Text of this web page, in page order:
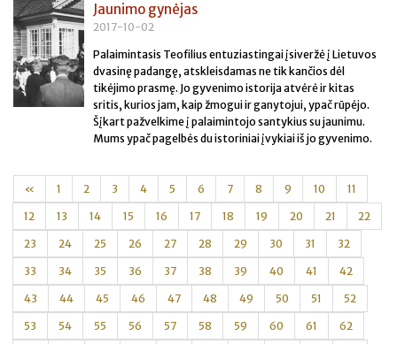
Jaunimo gynėjas
2017-10-02
Palaimintasis Teofilius entuziastingai įsiveržė į Lietuvos
dvasinę padangę, atskleisdamas ne tik kančios dėl
tikėjimo prasmę. Jo gyvenimo istorija atvėrė ir kitas
sritis, kurios jam, kaip žmogui ir ganytojui, ypač rūpėjo.
Šįkart pažvelkime į palaimintojo santykius su jaunimu.
Mums ypač pagelbės du istoriniai įvykiai iš jo gyvenimo.
« 1 2 3 4 5 6 7 8 9 10 11
12 13 14 15 16 17 18 19 20 21 22
23 24 25 26 27 28 29 30 31 32
33 34 35 36 37 38 39 40 41 42
43 44 45 46 47 48 49 50 51 52
53 54 55 56 57 58 59 60 61 62